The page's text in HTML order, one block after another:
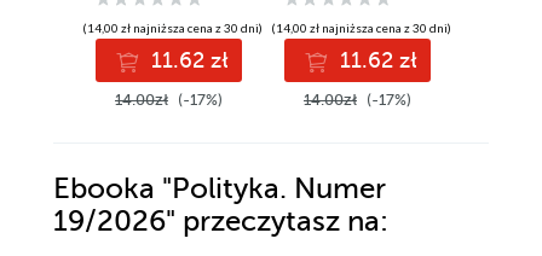
(14,00 zł najniższa cena z 30 dni)
11.62 zł
14.00zł (-17%)
(14,00 zł najniższa cena z 30 dni)
11.62 zł
14.00zł (-17%)
Ebooka "Polityka. Numer
19/2026" przeczytasz na: